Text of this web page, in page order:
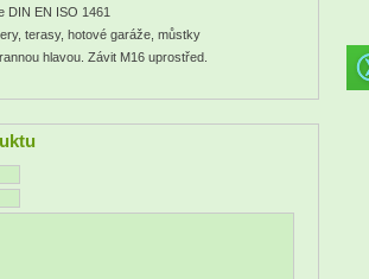
DIN EN ISO 1461
terasy, hotové garáže, můstky
hlavou. Závit M16 uprostřed.